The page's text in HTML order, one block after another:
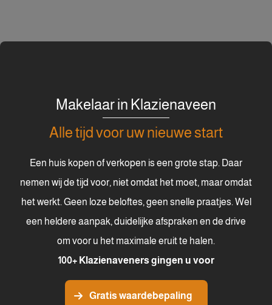
Makelaar in Klazienaveen
Alle tijd voor uw nieuwe start
Een huis kopen of verkopen is een grote stap. Daar
nemen wij de tijd voor, niet omdat het moet, maar omdat
het werkt. Geen loze beloftes, geen snelle praatjes. Wel
een heldere aanpak, duidelijke afspraken en de drive
om voor u het maximale eruit te halen.
100+ Klazienaveners gingen u voor
Gratis waardebepaling